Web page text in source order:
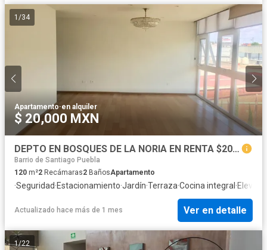
1 /34
Apartamento·en alquiler
$ 20,000 MXN
DEPTO EN BOSQUES DE LA NORIA EN RENTA $20,000.00 con mantenimiento incluido
Barrio de Santiago Puebla
120 m²2 Recámaras2 BañosApartamento
·Seguridad·Estacionamiento·Jardín·Terraza·Cocina integral ·
Actualizado hace más de 1 mes Ver en detalle
1/22